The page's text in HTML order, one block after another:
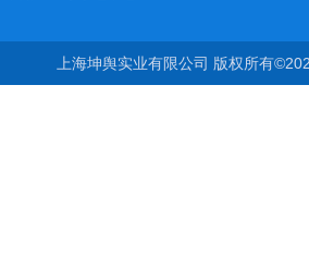
上海坤舆实业有限公司 版权所有